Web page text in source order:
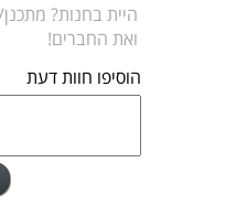
היית בחנות?
ואת החברים!
הוסיפו חוות דעת